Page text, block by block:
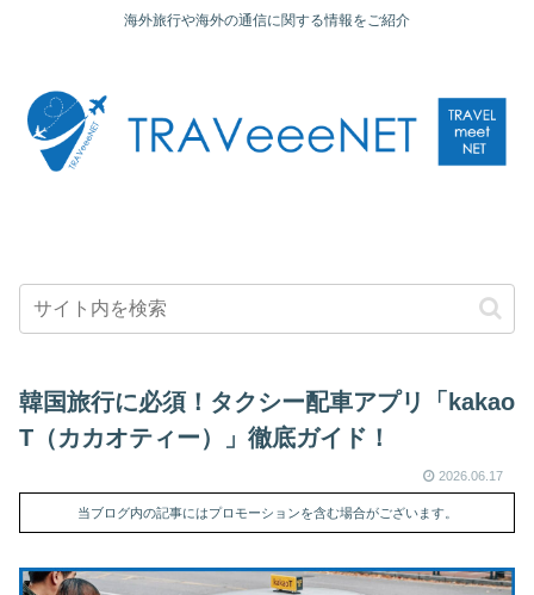
海外旅行や海外の通信に関する情報をご紹介
韓国旅行に必須！タクシー配車アプリ「kakao
T（カカオティー）」徹底ガイド！
2026.06.17
当ブログ内の記事にはプロモーションを含む場合がございます。